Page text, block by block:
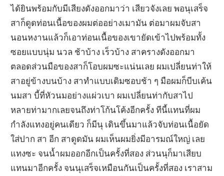
ได้ยินพร้อมกับมีเสียงดังออกมาว่า เสียวจังเลย พอนุเสร็จ
สาก็ดูดท่อนเนื้อของผมต่ออย่างเมามัน ต่อมาผมจับสา
นอนหงานแล้วก็เอาท่อนเนื้อของเขายัดเข้าไปพร้อมทั้ง
ซอยแบบนุ่ม นวล ช้าบ้าง เร็วบ้าง สาครางดังออกมา
ตลอดส่วนมือของสาก็โอบผมซะแน่นเลย ผมเปลี่ยนท่าให้
สาอยู่ข้างบนบ้าง สาทำแบบเดิมซอบช้า ๆ มือผมก็บีบเค้น
นมสา บี้ที่หัวนมอย่างแผ่วเบา ผมเปลี่ยนท่ากับสาไป
หลายท่ามากเลยจนถึงท่าโก้นโค้งอีกครั้ง ทีนี้แทนที่ผม
กำลังแทงอยู่คนเดียว ก็มีนุ เดินขึ้นมาแล้วจับท่อนเนื้อยัด
ใส่ปาก สา อีก สาดูดมัน ผมเห็นผมยิ่งมีอารมณ์ใหญ่ เลย
แทงซะ จนน้ำผมออกอีกเป็นครั้งที่สอง ส่วนนุก็มาเสียบ
แทนมาอีกครั้ง จนนุเสร็จเหมือนกันเป็นครั้งที่สอง เราสาม